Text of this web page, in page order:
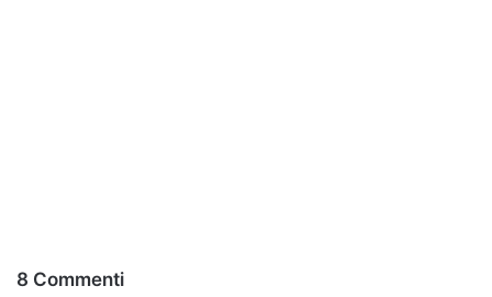
8 Commenti